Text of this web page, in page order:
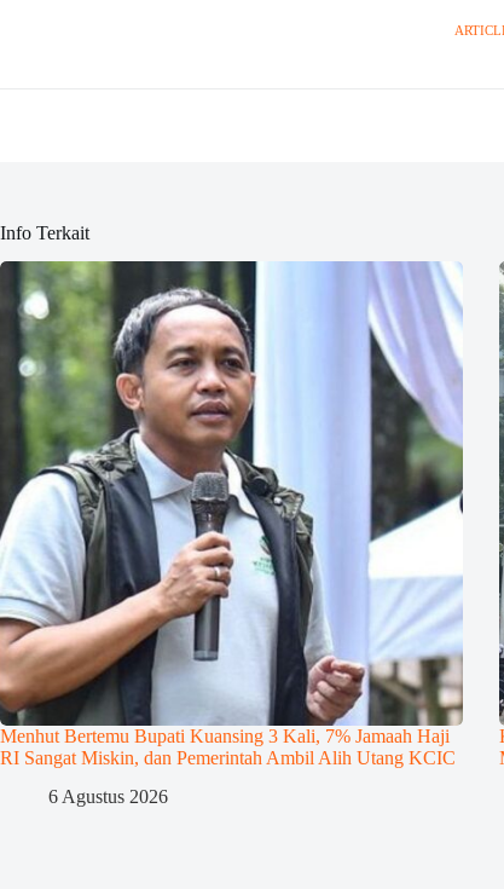
Info Terkait
Menhut Bertemu Bupati Kuansing 3 Kali, 7% Jamaah Haji
RI Sangat Miskin, dan Pemerintah Ambil Alih Utang KCIC
6 Agustus 2026